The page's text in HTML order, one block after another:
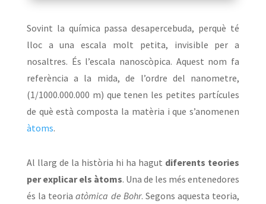
Sovint la química passa desapercebuda, perquè té
lloc a una escala molt petita, invisible per a
nosaltres. És l’escala nanoscòpica. Aquest nom fa
referència a la mida, de l’ordre del nanometre,
(1/1000.000.000 m) que tenen les petites partícules
de què està composta la matèria i que s’anomenen
àtoms.
Al llarg de la història hi ha hagut diferents teories
per explicar els àtoms. Una de les més entenedores
és la teoriaatòmica de Bohr. Segons aquesta teoria,